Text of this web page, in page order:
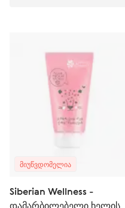
ᲛᲘᲣᲬᲕᲓᲝᲛᲔᲚᲘᲐ
Siberian Wellness -